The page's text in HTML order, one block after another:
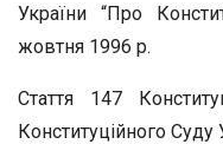
України “Про
жовтня 1996 р.
Стаття 147
Конституційного Суду